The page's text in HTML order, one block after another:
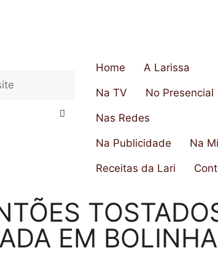
Home A Larissa
Na TV No Presencial
Nas Redes
Na Publicidade Na
Receitas da Lari
EM